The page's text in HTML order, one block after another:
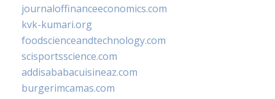
journaloffinanceeconomics.com
kvk-kumari.org
foodscienceandtechnology.com
scisportsscience.com
addisababacuisineaz.com
burgerimcamas.com